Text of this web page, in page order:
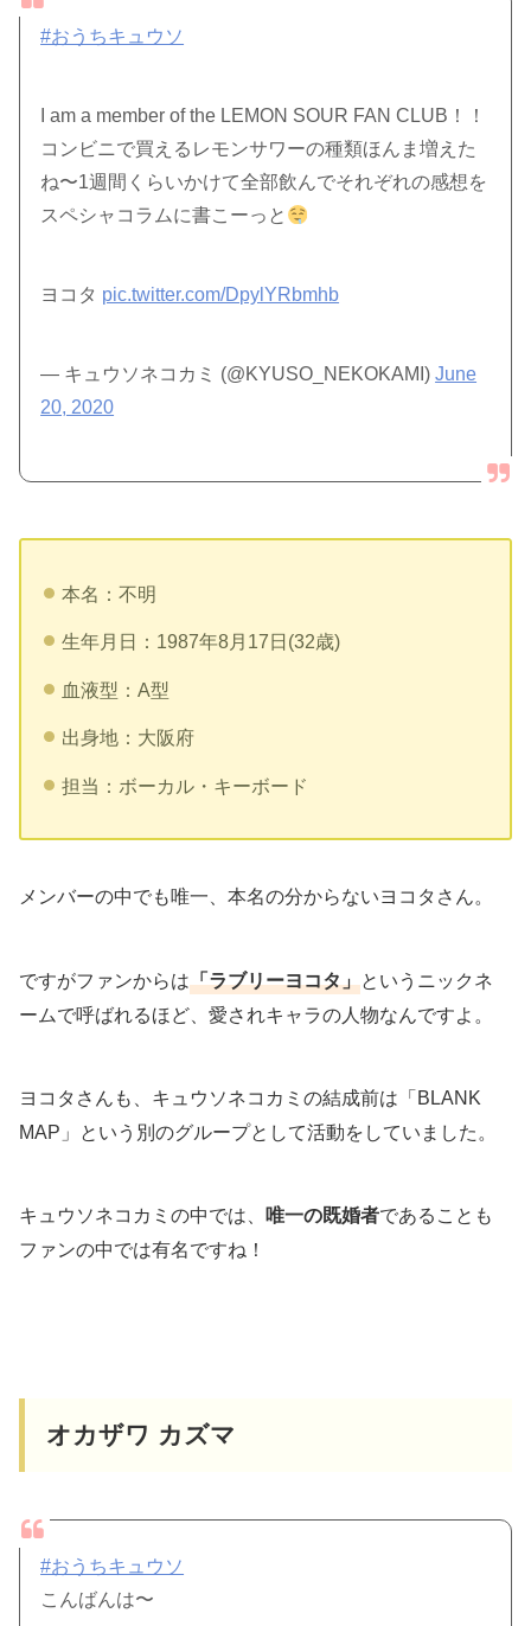
#おうちキュウソ
I am a member of the LEMON SOUR FAN CLUB！！
コンビニで買えるレモンサワーの種類ほんま増えた
ね〜1週間くらいかけて全部飲んでそれぞれの感想を
スペシャコラムに書こーっと
ヨコタ pic.twitter.com/DpylYRbmhb
— キュウソネコカミ (@KYUSO_NEKOKAMI)June
20, 2020
本名：不明
生年月日：1987年8月17日(32歳)
血液型：A型
出身地：大阪府
担当：ボーカル・キーボード
メンバーの中でも唯一、本名の分からないヨコタさん。
ですがファンからは「ラブリーヨコタ」というニックネ
ームで呼ばれるほど、愛されキャラの人物なんですよ。
ヨコタさんも、キュウソネコカミの結成前は「BLANK
MAP」という別のグループとして活動をしていました。
キュウソネコカミの中では、唯一の既婚者であることも
ファンの中では有名ですね！
オカザワ カズマ
#おうちキュウソ
こんばんは〜